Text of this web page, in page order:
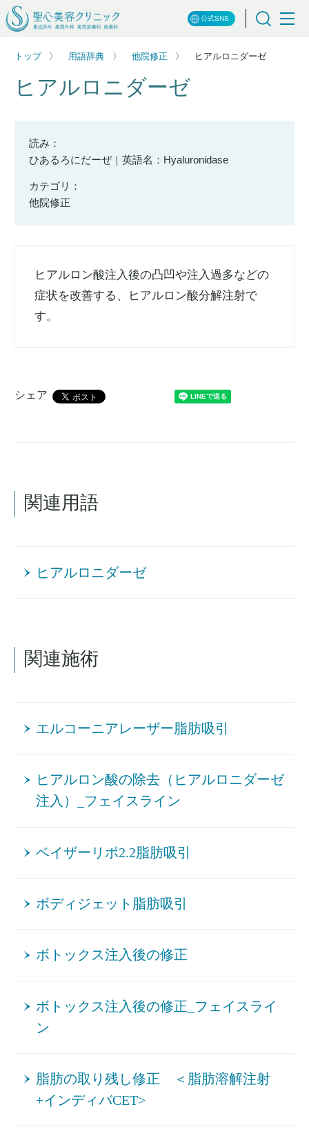
公式SNS
トップ 用語辞典 他院修正 ヒアルロニダーゼ
ヒアルロニダーゼ
読み：
ひあるろにだーぜ｜英語名：Hyaluronidase
カテゴリ：
他院修正
ヒアルロン酸注入後の凸凹や注入過多などの
症状を改善する、ヒアルロン酸分解注射で
す。
シェア
関連用語
ヒアルロニダーゼ
関連施術
エルコーニアレーザー脂肪吸引
ヒアルロン酸の除去（ヒアルロニダーゼ
注入）_フェイスライン
ベイザーリポ2.2脂肪吸引
ボディジェット脂肪吸引
ボトックス注入後の修正
ボトックス注入後の修正_フェイスライ
ン
脂肪の取り残し修正 ＜脂肪溶解注射
+インディバCET>